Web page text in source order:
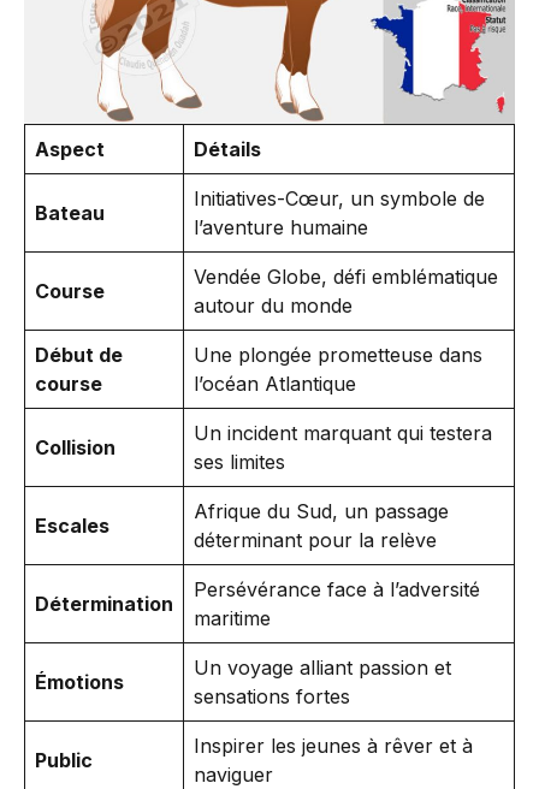
Aspect Détails
Bateau
Initiatives-Cœur, un symbole de
l’aventure humaine
Course
Vendée Globe, défi emblématique
autour du monde
Début de
course
Une plongée prometteuse dans
l’océan Atlantique
Collision
Un incident marquant qui testera
ses limites
Escales
Afrique du Sud, un passage
déterminant pour la relève
Détermination
Persévérance face à l’adversité
maritime
Émotions
Un voyage alliant passion et
sensations fortes
Public
Inspirer les jeunes à rêver et à
naviguer